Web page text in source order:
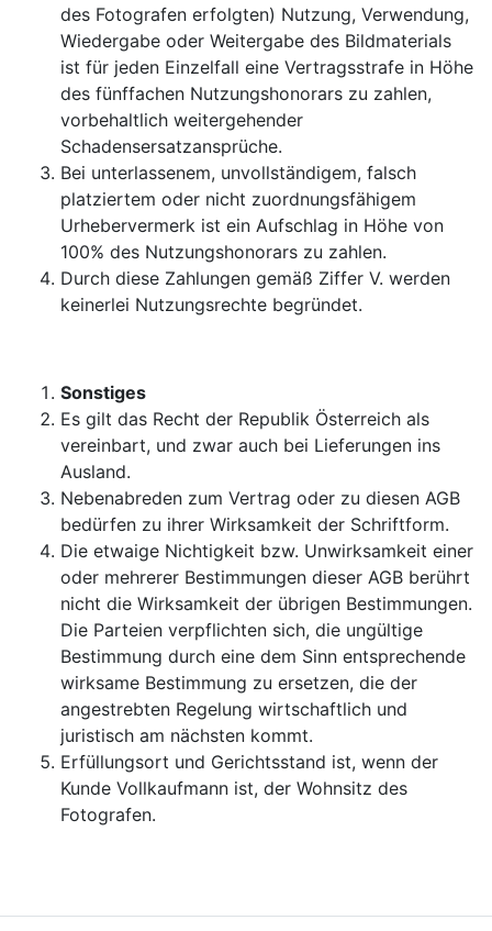
des Fotografen erfolgten) Nutzung, Verwendung,
Wiedergabe oder Weitergabe des Bildmaterials
ist für jeden Einzelfall eine Vertragsstrafe in Höhe
des fünffachen Nutzungshonorars zu zahlen,
vorbehaltlich weitergehender
Schadensersatzansprüche.
Bei unterlassenem, unvollständigem, falsch
platziertem oder nicht zuordnungsfähigem
Urhebervermerk ist ein Aufschlag in Höhe von
100% des Nutzungshonorars zu zahlen.
Durch diese Zahlungen gemäß Ziffer V. werden
keinerlei Nutzungsrechte begründet.
Sonstiges
Es gilt das Recht der Republik Österreich als
vereinbart, und zwar auch bei Lieferungen ins
Ausland.
Nebenabreden zum Vertrag oder zu diesen AGB
bedürfen zu ihrer Wirksamkeit der Schriftform.
Die etwaige Nichtigkeit bzw. Unwirksamkeit einer
oder mehrerer Bestimmungen dieser AGB berührt
nicht die Wirksamkeit der übrigen Bestimmungen.
Die Parteien verpflichten sich, die ungültige
Bestimmung durch eine dem Sinn entsprechende
wirksame Bestimmung zu ersetzen, die der
angestrebten Regelung wirtschaftlich und
juristisch am nächsten kommt.
Erfüllungsort und Gerichtsstand ist, wenn der
Kunde Vollkaufmann ist, der Wohnsitz des
Fotografen.